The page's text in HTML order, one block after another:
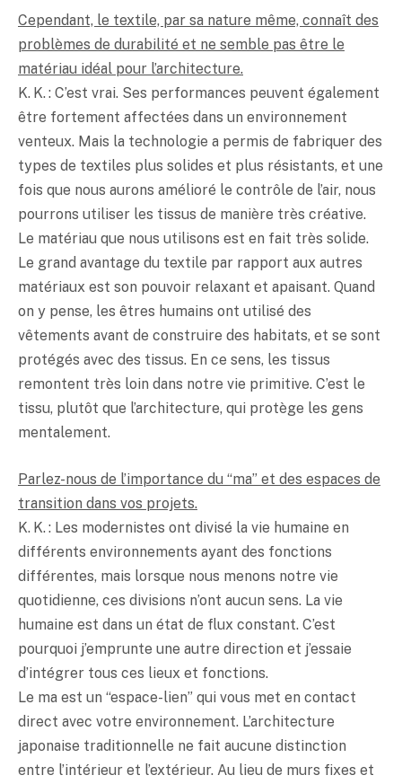
Cependant, le textile, par sa nature même, connaît des
problèmes de durabilité et ne semble pas être le
matériau idéal pour l’architecture.
K. K. : C’est vrai. Ses performances peuvent également
être fortement affectées dans un environnement
venteux. Mais la technologie a permis de fabriquer des
types de textiles plus solides et plus résistants, et une
fois que nous aurons amélioré le contrôle de l’air, nous
pourrons utiliser les tissus de manière très créative.
Le matériau que nous utilisons est en fait très solide.
Le grand avantage du textile par rapport aux autres
matériaux est son pouvoir relaxant et apaisant. Quand
on y pense, les êtres humains ont utilisé des
vêtements avant de construire des habitats, et se sont
protégés avec des tissus. En ce sens, les tissus
remontent très loin dans notre vie primitive. C’est le
tissu, plutôt que l’architecture, qui protège les gens
mentalement.
Parlez-nous de l’importance du “ma” et des espaces de
transition dans vos projets.
K. K. : Les modernistes ont divisé la vie humaine en
différents environnements ayant des fonctions
différentes, mais lorsque nous menons notre vie
quotidienne, ces divisions n’ont aucun sens. La vie
humaine est dans un état de flux constant. C’est
pourquoi j’emprunte une autre direction et j’essaie
d’intégrer tous ces lieux et fonctions.
Le ma est un “espace-lien” qui vous met en contact
direct avec votre environnement. L’architecture
japonaise traditionnelle ne fait aucune distinction
entre l’intérieur et l’extérieur. Au lieu de murs fixes et